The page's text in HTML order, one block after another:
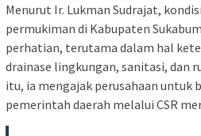
Menurut Ir. Lukman Sudrajat,
permukiman di Kabupaten
perhatian, terutama dalam hal
drainase lingkungan, sanitasi, dan
itu, ia mengajak perusahaan untuk
pemerintah daerah melalui CSR